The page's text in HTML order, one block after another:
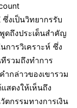
ซึ่งเป็นวิทยากรรับ
ดถึงประเด็นสำคัญ
การวิเคราะห์ ซึ่ง
รวมถึงทำการ
ำกล่าวของเขารวม
สดงให้เห็นถึง
กรรมทางการเงิน